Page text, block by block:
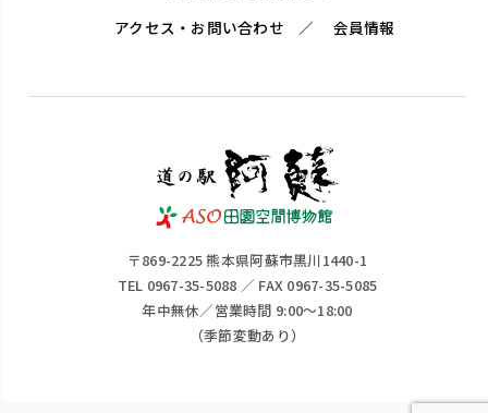
アクセス・お問い合わせ
会員情報
〒869-2225 熊本県阿蘇市黒川1440-1
TEL 0967-35-5088 ／ FAX 0967-35-5085
年中無休／営業時間 9:00～18:00
（季節変動あり）